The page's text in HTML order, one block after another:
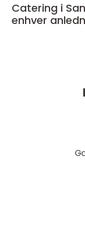
Catering i
enhver